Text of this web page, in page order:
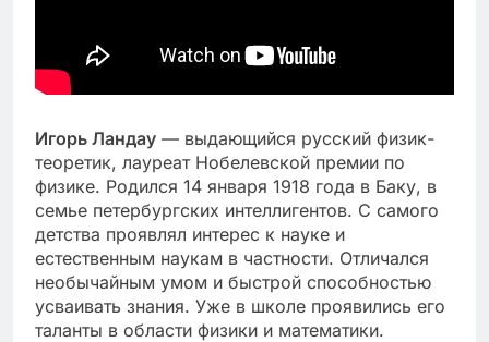
Игорь Ландау — выдающийся русский физик-
теоретик, лауреат Нобелевской премии по
физике. Родился 14 января 1918 года в Баку, в
семье петербургских интеллигентов. С самого
детства проявлял интерес к науке и
естественным наукам в частности. Отличался
необычайным умом и быстрой способностью
усваивать знания. Уже в школе проявились его
таланты в области физики и математики.